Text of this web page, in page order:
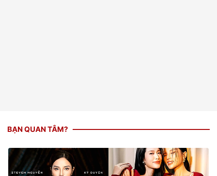
BẠN QUAN TÂM?